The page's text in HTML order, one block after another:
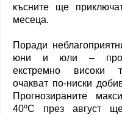
късните ще
месеца.
Поради
юни и юли –
екстремно високи
очакват по-ниски
Прогнозираните
40ºС през август